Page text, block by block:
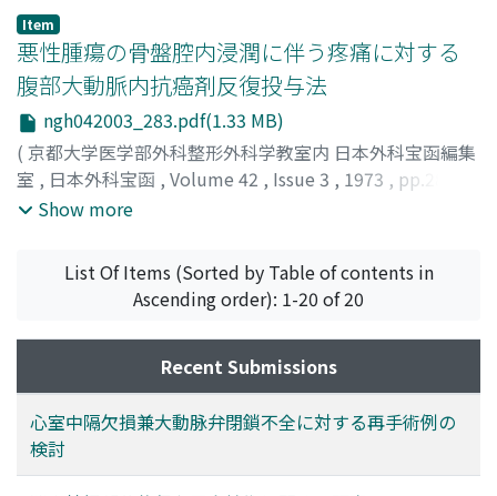
高宣;
KATSUHIKO;TAKENAKA, MASAFUMI;YAMAZAKI,
HIDEHIRO ;KOYAMA, TAKANOBU
Item
悪性腫瘍の骨盤腔内浸潤に伴う疼痛に対する
腹部大動脈内抗癌剤反復投与法
ngh042003_283.pdf(1.33 MB)
( 京都大学医学部外科整形外科学教室内 日本外科宝函編集
室 , 日本外科宝函 , Volume 42 , Issue 3 , 1973 , pp.283-
290)
TADASHI
OHNISHI, SATOSHI KONISHI, KATSUHIKO
YAMAUCHI, YOHICHI
Show more
List Of Items (Sorted by Table of contents in
Ascending order): 1-20 of 20
Recent Submissions
心室中隔欠損兼大動脉弁閉鎖不全に対する再手術例の
検討